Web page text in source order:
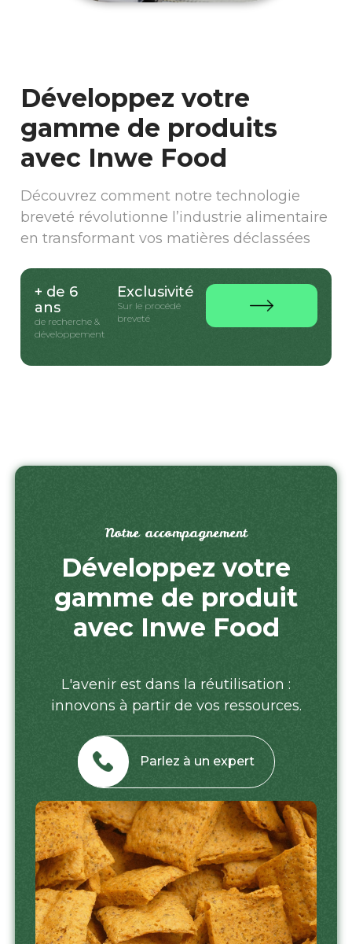
Développez votre
gamme de produits
avec Inwe Food
Découvrez comment notre technologie
breveté révolutionne l’industrie alimentaire
en transformant vos matières déclassées
+ de 6
ans
de recherche &
développement
Exclusivité
Sur le procédé
breveté
Notre accompagnement
Développez votre
gamme de produit
avec Inwe Food
L'avenir est dans la réutilisation :
innovons à partir de vos ressources.
Parlez à un expert